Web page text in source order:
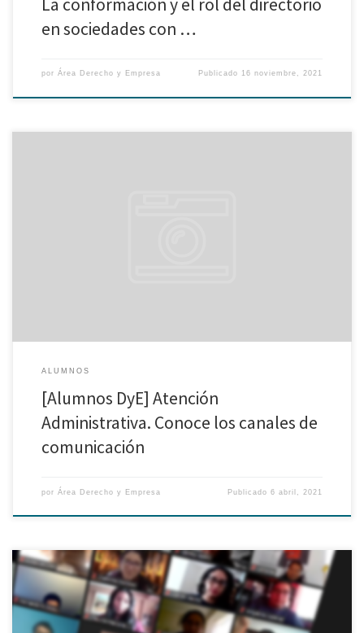
en sociedades con …
por Área Derecho y Empresa Publicado 16 noviembre, 2021
ALUMNOS
[Alumnos DyE] Atención
Administrativa. Conoce los canales de
comunicación
por Área Derecho y Empresa Publicado6 abril, 2021
El Área Derecho y Empresa le brinda un acompañamiento diario y